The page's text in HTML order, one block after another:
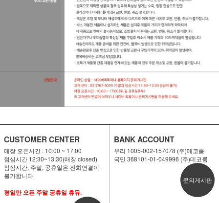
CUSTOMER CENTER
매장 오픈시간 : 10:00 ~ 17:00
점심시간 12:30~13:30(매장 closed)
점심시간, 주말, 공휴일은 전화연결이
불가합니다.
평일만 오픈 주말 공휴일 휴뮤.
BANK ACCOUNT
우리 1005-002-157078 (주)데코룸
국민 368101-01-049996 (주)데코룸
문의게시판